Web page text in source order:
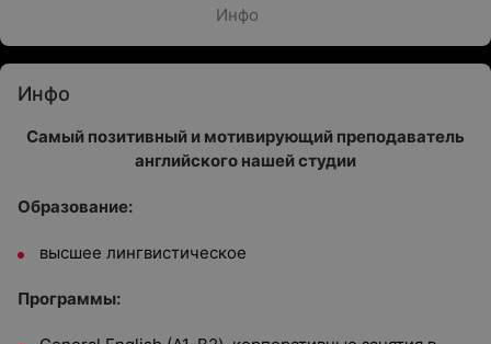
Инфо
Инфо
Самый позитивный и мотивирующий преподаватель
английского нашей студии
Образование:
высшее лингвистическое
Программы: